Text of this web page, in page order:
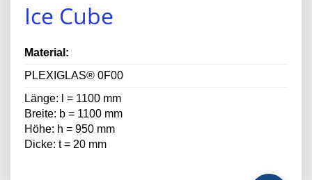
Ice Cube
Material:
PLEXIGLAS® 0F00
Länge: l = 1100 mm
Breite: b = 1100 mm
Höhe: h = 950 mm
Dicke: t = 20 mm